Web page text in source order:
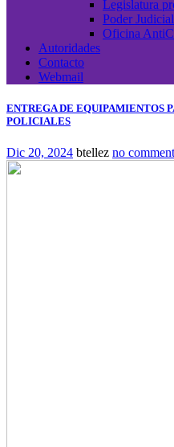
Legislatura
Poder Judicial
Oficina
Autoridades
Contacto
Webmail
ENTREGA DE EQUIPAMIENTOS
POLICIALES
Dic 20, 2024 btellez no